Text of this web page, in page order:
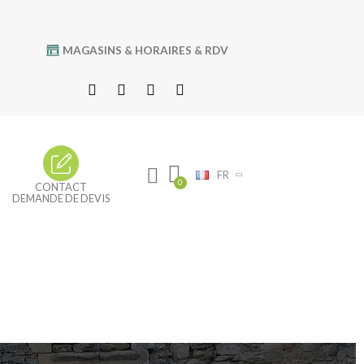
MAGASINS & HORAIRES & RDV
CONTACT
DEMANDE DE DEVIS
FR